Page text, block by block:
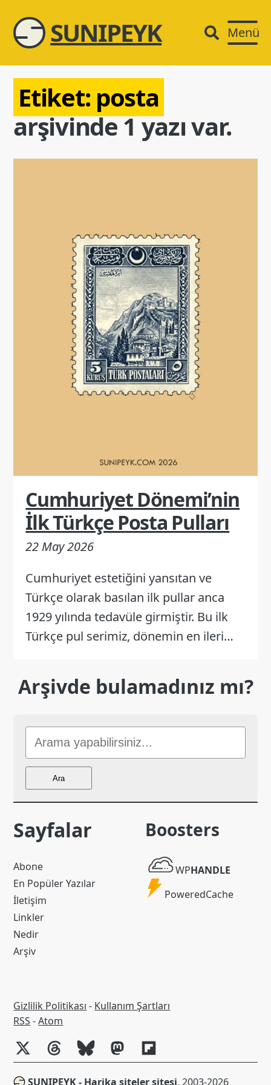
SUNIPEYK Menü
Etiket: posta
arşivinde 1 yazı var.
Cumhuriyet Dönemi’nin
İlk Türkçe Posta Pulları
22 May 2026
Cumhuriyet estetiğini yansıtan ve
Türkçe olarak basılan ilk pullar anca
1929 yılında tedavüle girmiştir. Bu ilk
Türkçe pul serimiz, dönemin en ileri…
Arşivde bulamadınız mı?
Sitede
Ara
Ara
Sayfalar
Abone
En Popüler Yazılar
İletişim
Linkler
Nedir
Arşiv
Boosters
WP
Handle
WPHANDLE
Powered
PoweredCache
Gizlilik Politikası - Kullanım Şartları
RSS
RSS -Atom
SUNIPEYK - Harika siteler sitesi, 2003-2026